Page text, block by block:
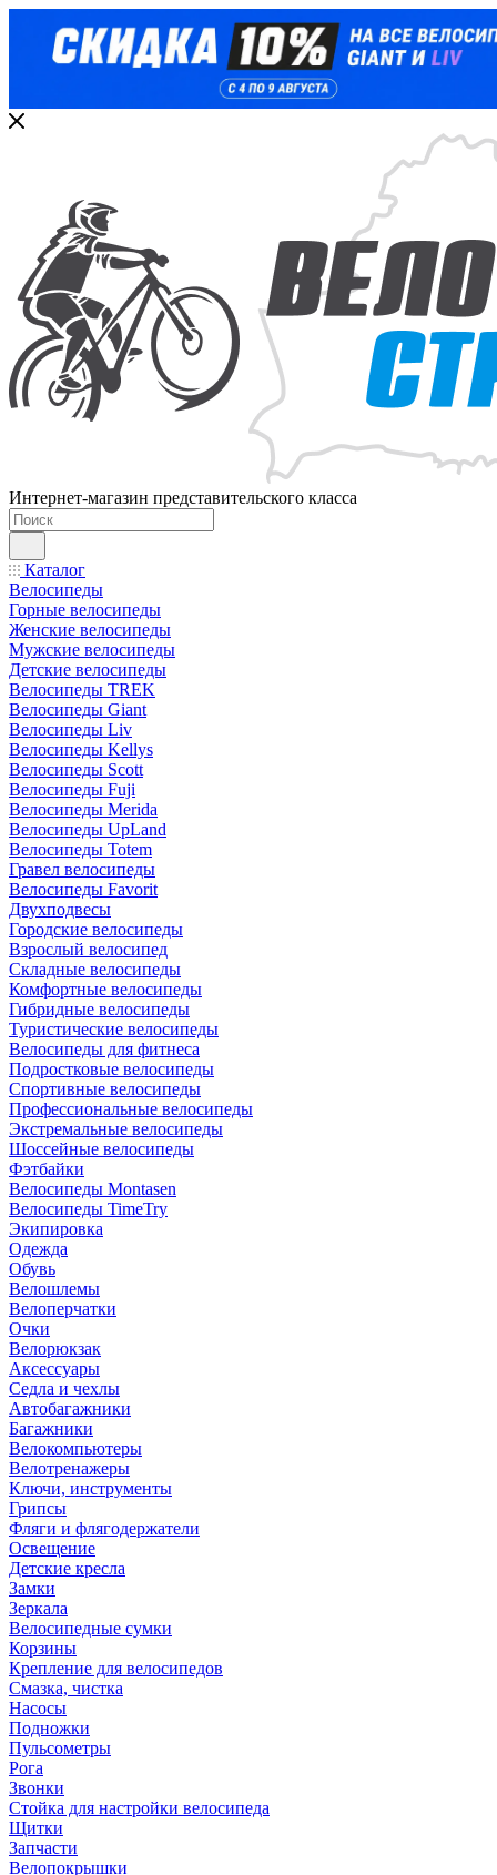
Интернет-магазин представительского класса
Каталог
Велосипеды
Горные велосипеды
Женские велосипеды
Мужские велосипеды
Детские велосипеды
Велосипеды TREK
Велосипеды Giant
Велосипеды Liv
Велосипеды Kellys
Велосипеды Scott
Велосипеды Fuji
Велосипеды Merida
Велосипеды UpLand
Велосипеды Totem
Гравел велосипеды
Велосипеды Favorit
Двухподвесы
Городские велосипеды
Взрослый велосипед
Складные велосипеды
Комфортные велосипеды
Гибридные велосипеды
Туристические велосипеды
Велосипеды для фитнеса
Подростковые велосипеды
Спортивные велосипеды
Профессиональные велосипеды
Экстремальные велосипеды
Шоссейные велосипеды
Фэтбайки
Велосипеды Montasen
Велосипеды TimeTry
Экипировка
Одежда
Обувь
Велошлемы
Велоперчатки
Очки
Велорюкзак
Аксессуары
Седла и чехлы
Автобагажники
Багажники
Велокомпьютеры
Велотренажеры
Ключи, инструменты
Грипсы
Фляги и флягодержатели
Освещение
Детские кресла
Замки
Зеркала
Велосипедные сумки
Корзины
Крепление для велосипедов
Смазка, чистка
Насосы
Подножки
Пульсометры
Рога
Звонки
Стойка для настройки велосипеда
Щитки
Запчасти
Велопокрышки